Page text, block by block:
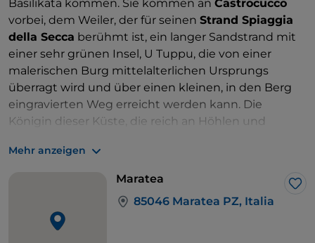
Basilikata kommen. Sie kommen an Castrocucco
vorbei, dem Weiler, der für seinen Strand Spiaggia
della Secca berühmt ist, ein langer Sandstrand mit
einer sehr grünen Insel, U Tuppu, die von einer
malerischen Burg mittelalterlichen Ursprungs
überragt wird und über einen kleinen, in den Berg
eingravierten Weg erreicht werden kann. Die
Königin dieser Küste, die reich an Höhlen und
44 Kirchen(darunter viele Einsiedeleien, Schreine,
Klöster) und der weißen Häuser.
Stopp zu überzeugen? Die Möglichkeit eines
Ausflugs zum Cristo Redentore, der 21 Meter hohen
Mehr anzeigen
Maratea
85046 Maratea PZ, Italia